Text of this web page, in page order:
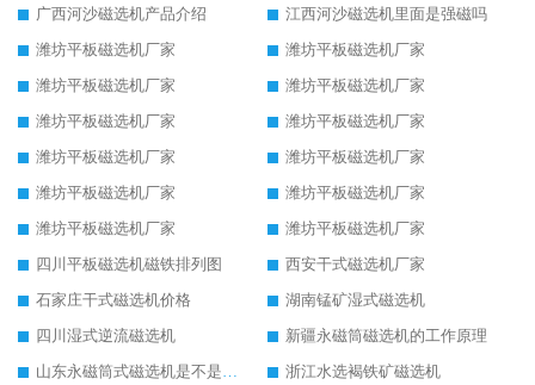
广西河沙磁选机产品介绍
江西河沙磁选机里面是强磁吗
潍坊平板磁选机厂家
潍坊平板磁选机厂家
潍坊平板磁选机厂家
潍坊平板磁选机厂家
潍坊平板磁选机厂家
潍坊平板磁选机厂家
潍坊平板磁选机厂家
潍坊平板磁选机厂家
潍坊平板磁选机厂家
潍坊平板磁选机厂家
潍坊平板磁选机厂家
潍坊平板磁选机厂家
四川平板磁选机磁铁排列图
西安干式磁选机厂家
石家庄干式磁选机价格
湖南锰矿湿式磁选机
四川湿式逆流磁选机
新疆永磁筒磁选机的工作原理
浙江水选褐铁矿磁选机